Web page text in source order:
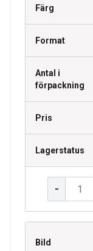
Färg
Format
Antal i
förpackning
Pris
Lagerstatus
-
Bild